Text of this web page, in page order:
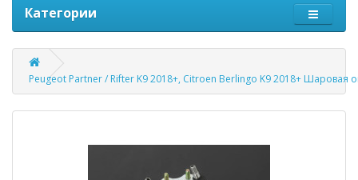
Категории
Peugeot Partner / Rifter K9 2018+, Citroen Berlingo K9 2018+